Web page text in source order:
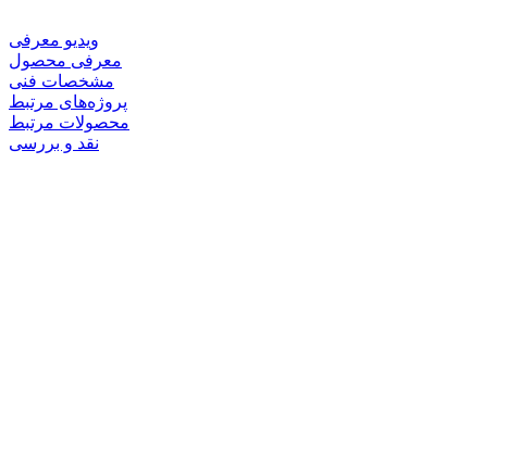
ویدیو معرفی
معرفی محصول
مشخصات فنی
پروژه‌های مرتبط
محصولات مرتبط
نقد و بررسی